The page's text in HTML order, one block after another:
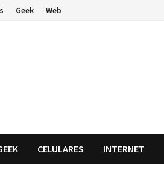
Geek Web
CELULARES INTERNET